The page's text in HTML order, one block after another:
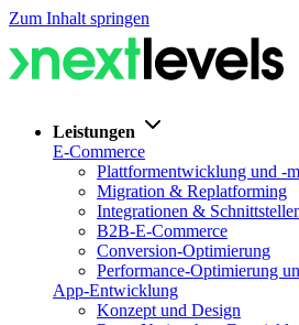
Zum Inhalt springen
Leistungen
E-Commerce
Plattformentwicklung und -
Migration & Replatforming
Integrationen &
B2B-E-Commerce
Conversion-Optimierung
Performance-Optimierung
App-Entwicklung
Konzept und Design